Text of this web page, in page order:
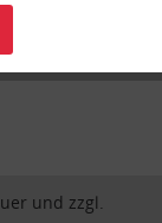
und zzgl.